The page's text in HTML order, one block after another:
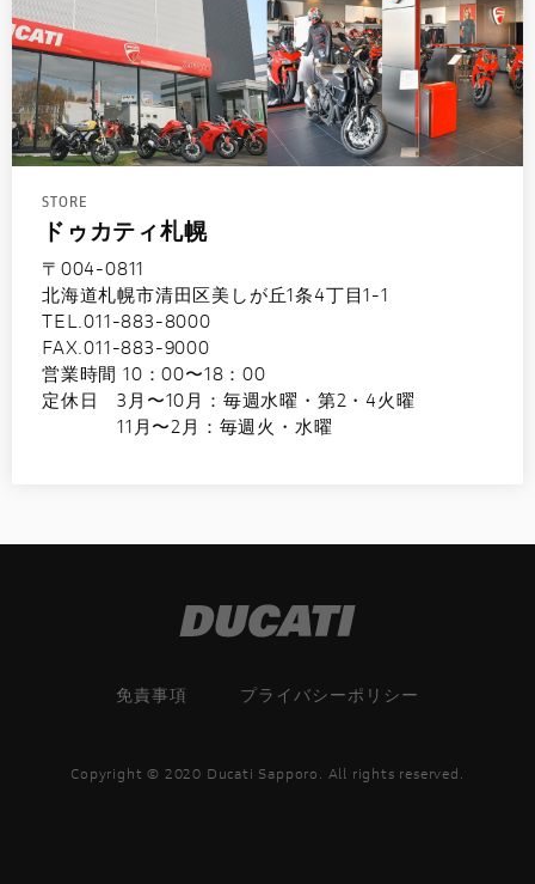
STORE
ドゥカティ札幌
〒004-0811
北海道札幌市清田区美しが丘1条4丁目1-1
TEL.011-883-8000
FAX.011-883-9000
営業時間 10：00〜18：00
定休日 3月〜10月：毎週水曜・第2・4火曜
11月〜2月：毎週火・水曜
免責事項 プライバシーポリシー
Copyright © 2020 Ducati Sapporo. All rights reserved.